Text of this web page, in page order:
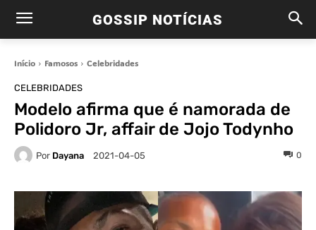
GOSSIP NOTÍCIAS
Início Famosos Celebridades
CELEBRIDADES
Modelo afirma que é namorada de
Polidoro Jr, affair de Jojo Todynho
Por Dayana 2021-04-05 0